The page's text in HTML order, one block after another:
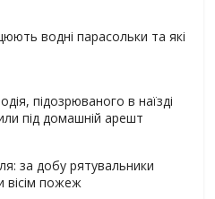
водні парасольки та які
підозрюваного в наїзді
під домашній арешт
за добу рятувальники
вісім пожеж